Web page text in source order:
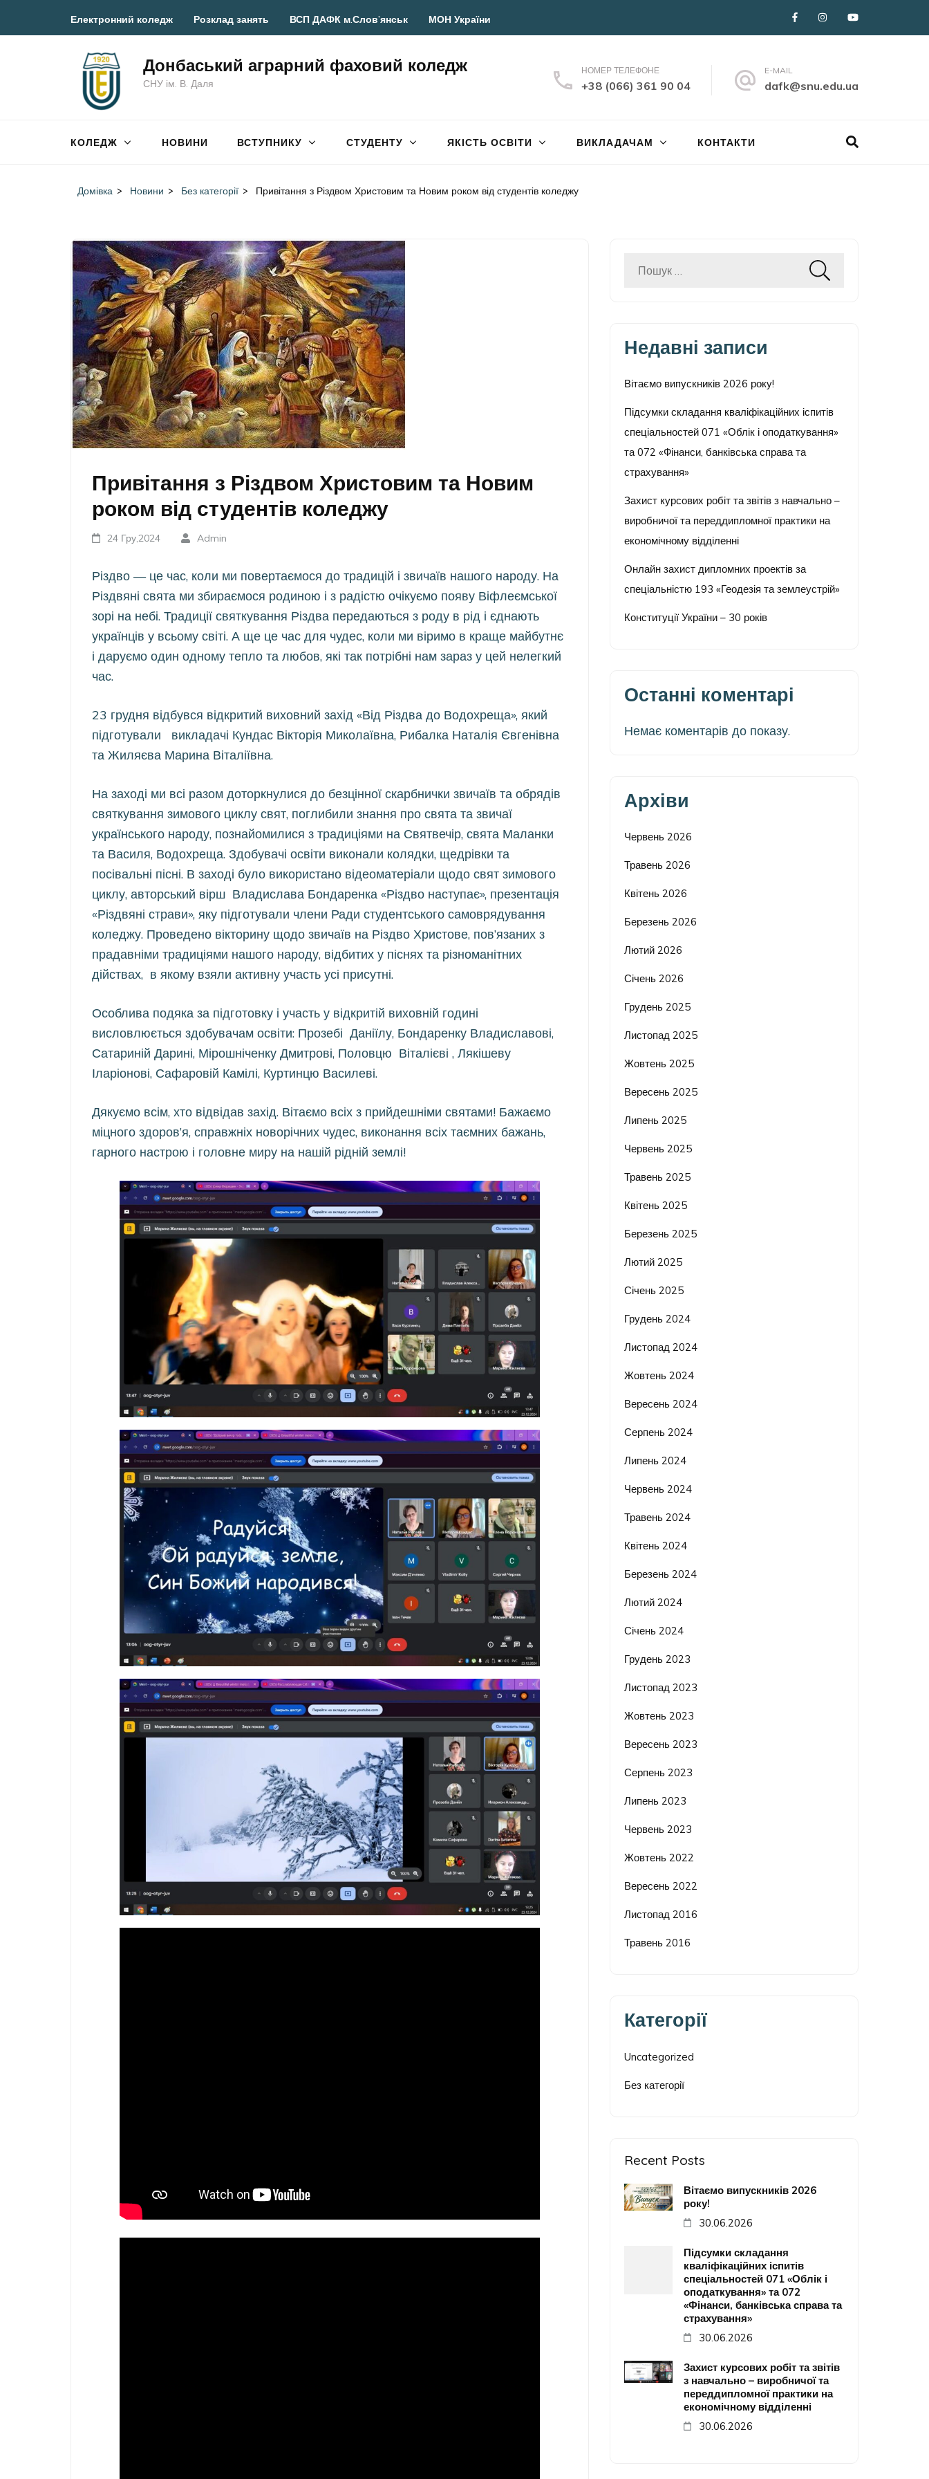
Електронний коледж Розклад занять ВСП ДАФК м.Слов’янськ МОН України
Донбаський аграрний фаховий коледж
СНУ ім. В. Даля
НОМЕР ТЕЛЕФОНЕ
+38 (066) 361 90 04
E-MAIL
dafk@snu.edu.ua
КОЛЕДЖ НОВИНИ ВСТУПНИКУ СТУДЕНТУ ЯКІСТЬ ОСВІТИ ВИКЛАДАЧАМ КОНТАКТИ
Домівка > Новини > Без категорії > Привітання з Різдвом Христовим та Новим роком від студентів коледжу
Привітання з Різдвом Христовим та Новим
роком від студентів коледжу
24 Гру,2024 Admin
Різдво — це час, коли ми повертаємося до традицій і звичаїв нашого народу. На
Різдвяні свята ми збираємося родиною і з радістю очікуємо появу Віфлеємської
зорі на небі. Традиції святкування Різдва передаються з роду в рід і єднають
українців у всьому світі. А ще це час для чудес, коли ми віримо в краще майбутнє
і даруємо один одному тепло та любов, які так потрібні нам зараз у цей нелегкий
час.
23 грудня відбувся відкритий виховний захід «Від Різдва до Водохреща», який
підготували викладачі Кундас Вікторія Миколаївна, Рибалка Наталія Євгенівна
та Жиляєва Марина Віталіївна.
На заході ми всі разом доторкнулися до безцінної скарбнички звичаїв та обрядів
святкування зимового циклу свят, поглибили знання про свята та звичаї
українського народу, познайомилися з традиціями на Святвечір, свята Маланки
та Василя, Водохреща. Здобувачі освіти виконали колядки, щедрівки та
посівальні пісні. В заході було використано відеоматеріали щодо свят зимового
циклу, авторський вірш Владислава Бондаренка «Різдво наступає», презентація
«Різдвяні страви», яку підготували члени Ради студентського самоврядування
коледжу. Проведено вікторину щодо звичаїв на Різдво Христове, пов’язаних з
прадавніми традиціями нашого народу, відбитих у піснях та різноманітних
дійствах, в якому взяли активну участь усі присутні.
Особлива подяка за підготовку і участь у відкритій виховній годині
висловлюється здобувачам освіти: Прозебі Даніїлу, Бондаренку Владиславові,
Сатариній Дарині, Мірошніченку Дмитрові, Половцю Віталієві , Лякішеву
Іларіонові, Сафаровій Камілі, Куртинцю Василеві.
Дякуємо всім, хто відвідав захід. Вітаємо всіх з прийдешніми святами! Бажаємо
міцного здоров’я, справжніх новорічних чудес, виконання всіх таємних бажань,
гарного настрою і головне миру на нашій рідній землі!
Пошук:
Недавні записи
Вітаємо випускників 2026 року!
Підсумки складання кваліфікаційних іспитів
спеціальностей 071 «Облік і оподаткування»
та 072 «Фінанси, банківська справа та
страхування»
Захист курсових робіт та звітів з навчально –
виробничої та переддипломної практики на
економічному відділенні
Онлайн захист дипломних проектів за
спеціальністю 193 «Геодезія та землеустрій»
Конституції України – 30 років
Останні коментарі
Немає коментарів до показу.
Архіви
Червень 2026
Травень 2026
Квітень 2026
Березень 2026
Лютий 2026
Січень 2026
Грудень 2025
Листопад 2025
Жовтень 2025
Вересень 2025
Липень 2025
Червень 2025
Травень 2025
Квітень 2025
Березень 2025
Лютий 2025
Січень 2025
Грудень 2024
Листопад 2024
Жовтень 2024
Вересень 2024
Серпень 2024
Липень 2024
Червень 2024
Травень 2024
Квітень 2024
Березень 2024
Лютий 2024
Січень 2024
Грудень 2023
Листопад 2023
Жовтень 2023
Вересень 2023
Серпень 2023
Липень 2023
Червень 2023
Жовтень 2022
Вересень 2022
Листопад 2016
Травень 2016
Категорії
Uncategorized
Без категорії
Recent Posts
Вітаємо випускників 2026
року!
30.06.2026
Підсумки складання
кваліфікаційних іспитів
спеціальностей 071 «Облік і
оподаткування» та 072
«Фінанси, банківська справа та
страхування»
30.06.2026
Захист курсових робіт та звітів
з навчально – виробничої та
переддипломної практики на
економічному відділенні
30.06.2026